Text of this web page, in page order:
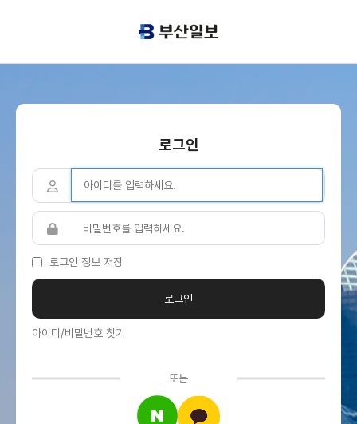
로그인
로그인 정보 저장
아이디/비밀번호 찾기
또는